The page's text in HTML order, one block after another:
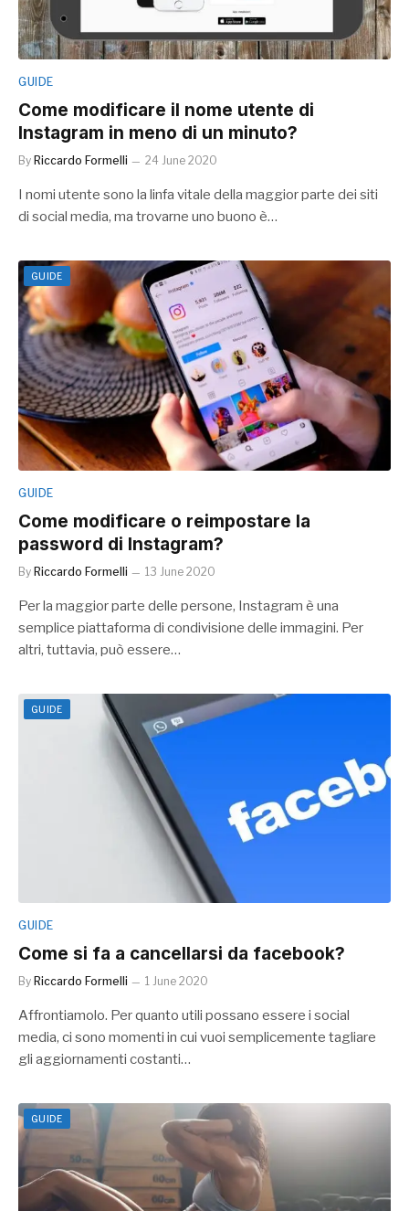
GUIDE
Come modificare il nome utente di
Instagram in meno di un minuto?
By Riccardo Formelli 24 June 2020
I nomi utente sono la linfa vitale della maggior parte dei siti
di social media, ma trovarne uno buono è…
GUIDE
GUIDE
Come modificare o reimpostare la
password di Instagram?
By Riccardo Formelli 13 June 2020
Per la maggior parte delle persone, Instagram è una
semplice piattaforma di condivisione delle immagini. Per
altri, tuttavia, può essere…
GUIDE
GUIDE
Come si fa a cancellarsi da facebook?
By Riccardo Formelli 1 June 2020
Affrontiamolo. Per quanto utili possano essere i social
media, ci sono momenti in cui vuoi semplicemente tagliare
gli aggiornamenti costanti…
GUIDE